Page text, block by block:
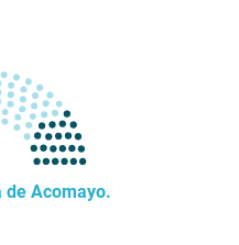
de Acomayo.